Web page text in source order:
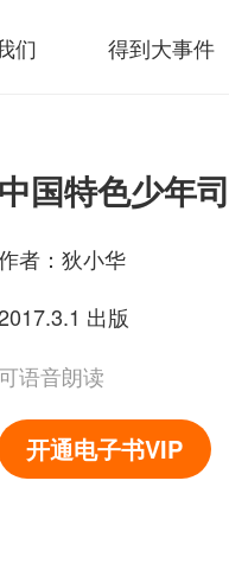
们 得到大事件
中国特色少年
者： 狄小华
出版
语音朗读
开通电子书VIP